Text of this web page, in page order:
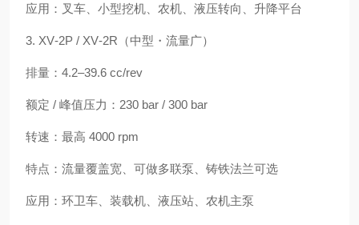
应用：叉车、小型挖机、农机、液压转向、升降平台
3. XV‑2P / XV‑2R（中型・流量广）
排量：4.2–39.6 cc/rev
额定 / 峰值压力：230 bar / 300 bar
转速：最高 4000 rpm
特点：流量覆盖宽、可做多联泵、铸铁法兰可选
应用：环卫车、装载机、液压站、农机主泵